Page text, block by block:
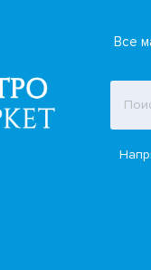
Все